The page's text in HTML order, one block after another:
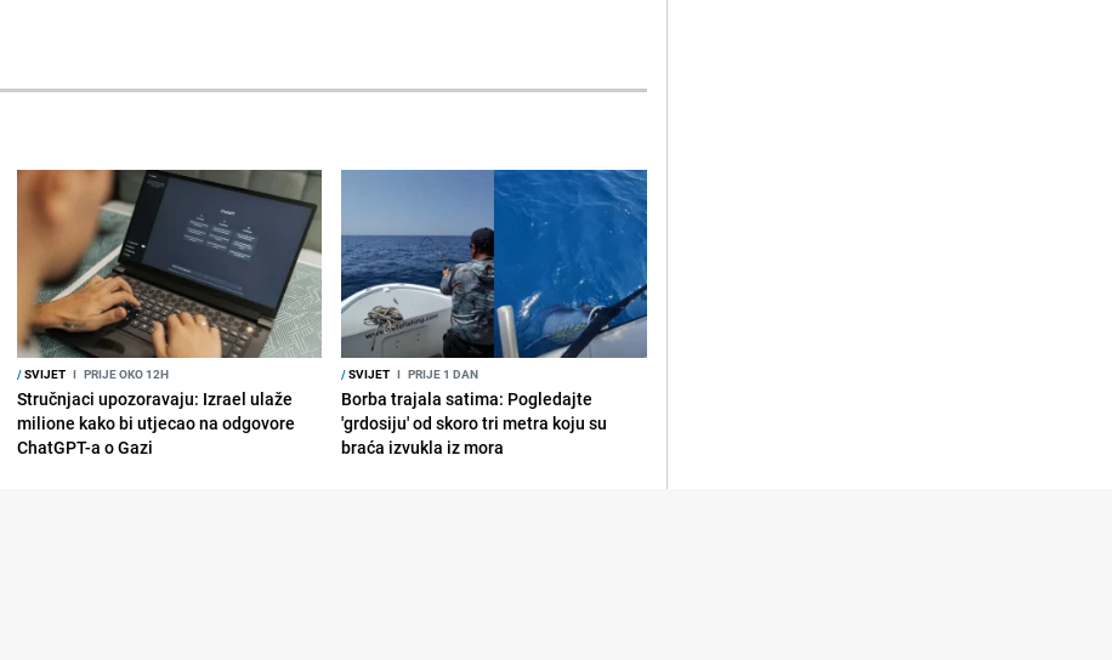
/SVIJET I PRIJE OKO 12H
Stručnjaci upozoravaju: Izrael ulaže
milione kako bi utjecao na odgovore
ChatGPT-a o Gazi
/SVIJET I PRIJE 1 DAN
Borba trajala satima: Pogledajte
'grdosiju' od skoro tri metra koju su
braća izvukla iz mora